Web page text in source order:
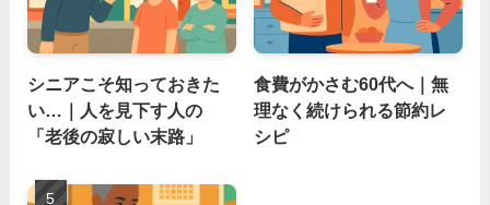
シニアこそ知っておきた
い…｜人を見下す人の
「老後の寂しい末路」
食費がかさむ60代へ｜無
理なく続けられる節約レ
シピ